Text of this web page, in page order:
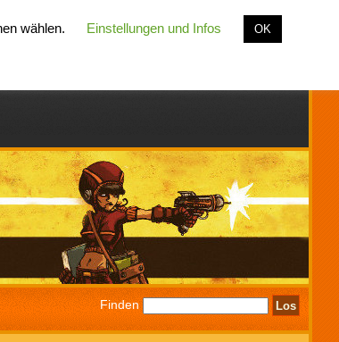
Finden
wählen. Einstellungen und Infos OK